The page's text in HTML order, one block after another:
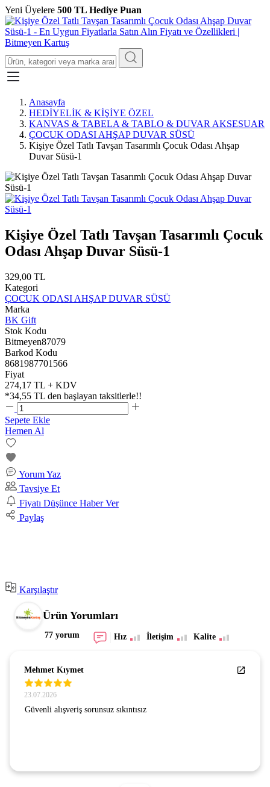
Yeni Üyelere 500 TL Hediye Puan
Anasayfa
HEDİYELİK & KİŞİYE ÖZEL
KANVAS & TABELA & TABLO & DUVAR AKSESUAR
ÇOCUK ODASI AHŞAP DUVAR SÜSÜ
Kişiye Özel Tatlı Tavşan Tasarımlı Çocuk Odası Ahşap
Duvar Süsü-1
Kişiye Özel Tatlı Tavşan Tasarımlı Çocuk
Odası Ahşap Duvar Süsü-1
329,00 TL
Kategori
ÇOCUK ODASI AHŞAP DUVAR SÜSÜ
Marka
BK Gift
Stok Kodu
Bitmeyen87079
Barkod Kodu
8681987701566
Fiyat
274,17 TL + KDV
*34,55 TL den başlayan taksitlerle!!
Sepete Ekle
Hemen Al
Yorum Yaz
Tavsiye Et
Fiyatı Düşünce Haber Ver
Paylaş
Karşılaştır
Ürün Yorumları
77 yorum Hız İletişim Kalite
Mehmet Kıymet
23.07.2026
Güvenli alışveriş sorunsuz sıkıntısız